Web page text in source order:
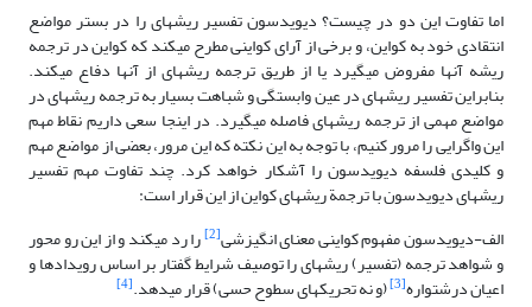
اما تفاوت این دو در چیست؟ دیویدسون تفسیر ریشه­ای را در بستر مواضع
انتقادی خود به کواین، و برخی از آرای کواینی مطرح می­کند که کواین در ترجمه
ریشه آنها مفروض می­گیرد یا از طریق ترجمه ریشه­ای از آنها دفاع می­کند.
بنابراین تفسیر ریشه­ای در عین وابستگی و شباهت بسیار به ترجمه ریشه­ای در
مواضع مهمی از ترجمه ریشه­ای فاصله می­گیرد. در اینجا سعی داریم نقاط مهم
این واگرایی را مرور کنیم، با توجه به این نکته که این مرور، بعضی از مواضع مهم
و کلیدی فلسفه دیویدسون را آشکار خواهد کرد. چند تفاوت مهم تفسیر
ریشه­ای دیویدسون با ترجمة ریشه­ای کواین از این قرار است:
الف-دیویدسون مفهوم کواینی معنای انگیزشی[2] را رد می­کند و از این رو محور
و شواهد ترجمه (تفسیر) ریشه­ای را توصیف شرایط گفتار بر اساس رویدادها و
اعیان درشت­واره[3] (و نه تحریک­های سطوح حسی) قرار می­دهد.[4]